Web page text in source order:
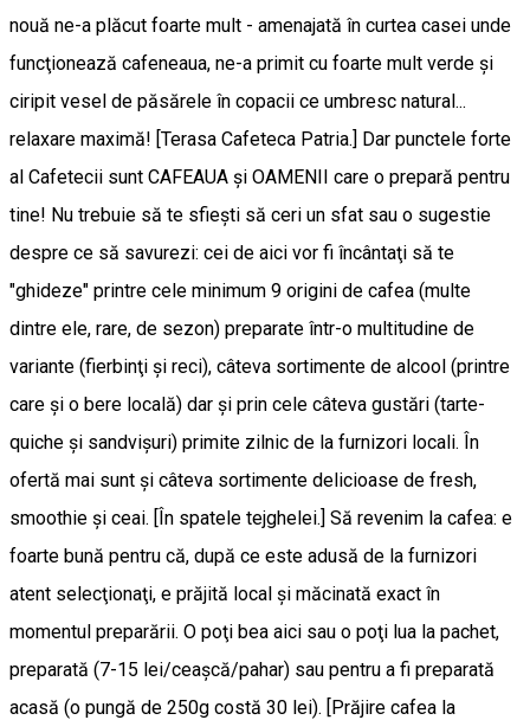
nouă ne-a plăcut foarte mult - amenajată în curtea casei unde
funcţionează cafeneaua, ne-a primit cu foarte mult verde şi
ciripit vesel de păsărele în copacii ce umbresc natural...
relaxare maximă! [Terasa Cafeteca Patria.] Dar punctele forte
al Cafetecii sunt CAFEAUA şi OAMENII care o prepară pentru
tine! Nu trebuie să te sfieşti să ceri un sfat sau o sugestie
despre ce să savurezi: cei de aici vor fi încântaţi să te
"ghideze" printre cele minimum 9 origini de cafea (multe
dintre ele, rare, de sezon) preparate într-o multitudine de
variante (fierbinţi şi reci), câteva sortimente de alcool (printre
care şi o bere locală) dar şi prin cele câteva gustări (tarte-
quiche şi sandvişuri) primite zilnic de la furnizori locali. În
ofertă mai sunt şi câteva sortimente delicioase de fresh,
smoothie şi ceai. [În spatele tejghelei.] Să revenim la cafea: e
foarte bună pentru că, după ce este adusă de la furnizori
atent selecţionaţi, e prăjită local şi măcinată exact în
momentul preparării. O poţi bea aici sau o poţi lua la pachet,
preparată (7-15 lei/ceaşcă/pahar) sau pentru a fi preparată
acasă (o pungă de 250g costă 30 lei). [Prăjire cafea la